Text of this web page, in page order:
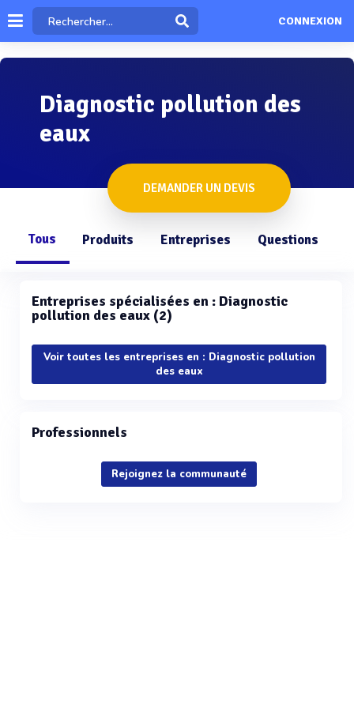
CONNEXION
Diagnostic pollution des
eaux
DEMANDER UN DEVIS
Tous Produits Entreprises Questions
Entreprises spécialisées en : Diagnostic
pollution des eaux (2)
Voir toutes les entreprises en : Diagnostic pollution
des eaux
Professionnels
Rejoignez la communauté